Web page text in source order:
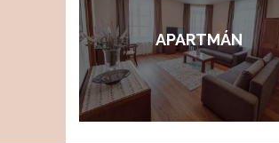
APARTMÁN